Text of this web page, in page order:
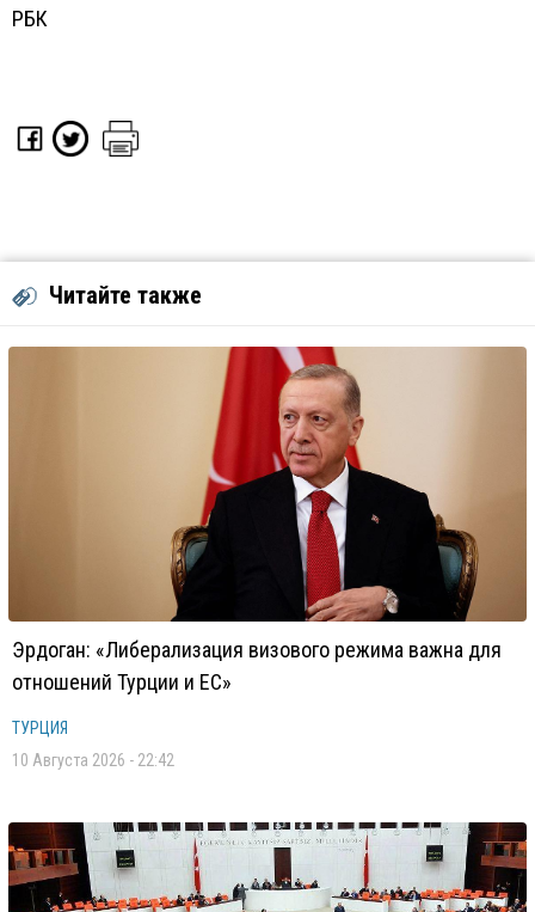
РБК
Читайте также
Эрдоган: «Либерализация визового режима важна для
отношений Турции и ЕС»
ТУРЦИЯ
10 Августа 2026 - 22:42